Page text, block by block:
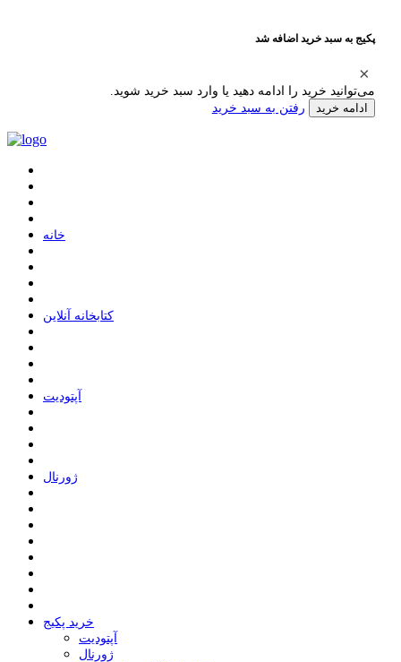
پکیج به سبد خرید اضافه شد
می‌توانید خرید را ادامه دهید یا وارد سبد خرید شوید.
ادامه خرید رفتن به سبد خرید
ﺧﺎﻧﻪ
ﮐﺘﺎﺑﺨﺎﻧﻪ ﺁﻧﻼﯾﻦ
ﺁﭘﺘﻮﺩﯾﺖ
ﮊﻭﺭﻧﺎﻝ
خرید پکیج
ﺁﭘﺘﻮﺩﯾﺖ
ﮊﻭﺭﻧﺎﻝ